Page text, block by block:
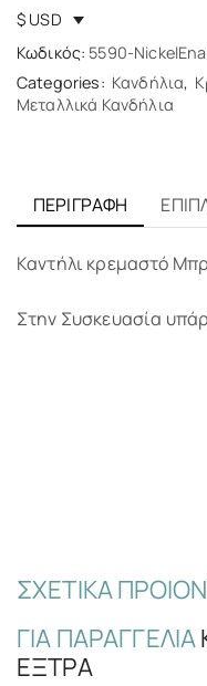
$ USD
Κωδικός: 5590-
Categories: Κανδήλια,
Μεταλλικά Κανδήλια
ΠΕΡΙΓΡΑΦΉ
Καντήλι κρεμαστό
Στην Συσκευασία
ΣΧΕΤΙΚΆ
ΓΙΑ ΠΑΡΑΓΓΕΛΊΑ
ΕΞΤΡΑ